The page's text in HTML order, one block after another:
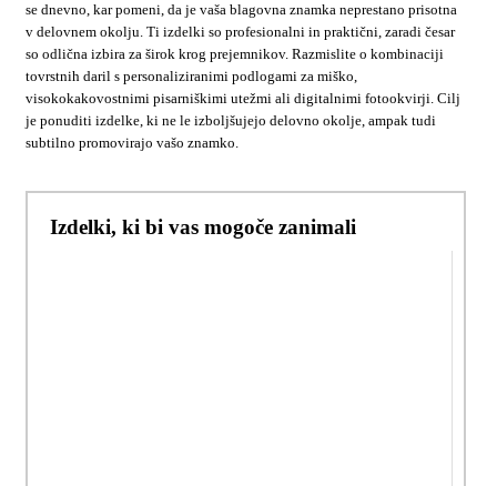
se dnevno, kar pomeni, da je vaša blagovna znamka neprestano prisotna
v delovnem okolju. Ti izdelki so profesionalni in praktični, zaradi česar
so odlična izbira za širok krog prejemnikov. Razmislite o kombinaciji
tovrstnih daril s personaliziranimi podlogami za miško,
visokokakovostnimi pisarniškimi utežmi ali digitalnimi fotookvirji. Cilj
je ponuditi izdelke, ki ne le izboljšujejo delovno okolje, ampak tudi
subtilno promovirajo vašo znamko.
Izdelki, ki bi vas mogoče zanimali